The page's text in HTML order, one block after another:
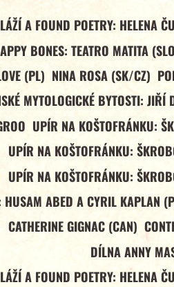
A FOUND POETRY: HELENA
BONES: TEATRO MATITA
(PL) NINA ROSA (SK/CZ)
MYTOLOGICKÉ BYTOSTI: JIŘÍ
UPÍR NA KOŠTOFRÁNKU:
UPÍR NA KOŠTOFRÁNKU:
UPÍR NA KOŠTOFRÁNKU:
HUSAM ABED A CYRIL KAPLAN
CATHERINE GIGNAC (CAN)
DÍLNA ANNY
A FOUND POETRY: HELENA